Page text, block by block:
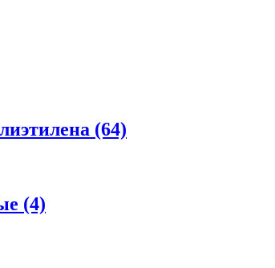
(64)
(4)